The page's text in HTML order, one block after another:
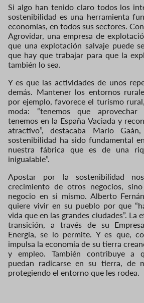
Si algo han tenido claro todos los
sostenibilidad es una herramienta
economías, en todos sus sectores.
Agrovidar, una empresa de
que una explotación salvaje puede
que hay que trabajar para que la
también lo sea.
Y es que las actividades de unos
demás. Mantener los entornos
por ejemplo, favorece el turismo
moda: “tenemos que
tenemos en la España Vaciada y
atractivo”, destacaba Mario
sostenibilidad ha sido fundamental
nuestra fábrica que es de una
inigualable”.
Apostar por la sostenibilidad
crecimiento de otros negocios,
negocio en si mismo. Alberto
quiere vivir en su pueblo por que
vida que en las grandes ciudades”. La
transición, a través de su
Energía, se lo permite. Y es que,
impulsa la economía de su tierra
y empleo. También contribuye a
puedan radicarse en su tierra, de
protegiendo el entorno que les rodea.